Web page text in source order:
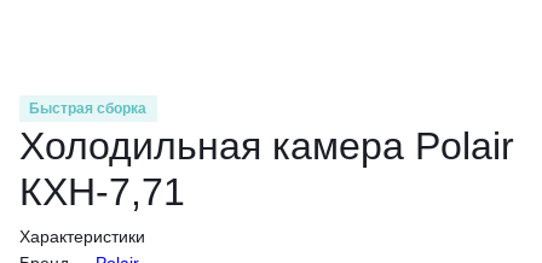
Быстрая сборка
Холодильная камера Polair
КХН-7,71
Характеристики